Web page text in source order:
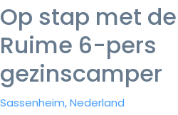
Op stap met
Ruime 6-pers
gezinscamper
Sassenheim, Nederland